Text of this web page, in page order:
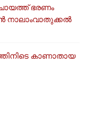
ഭരണം
നാലാംവാതുക്കൽ
കാണാതായ